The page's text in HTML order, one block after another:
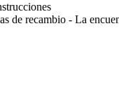
de recambio - La